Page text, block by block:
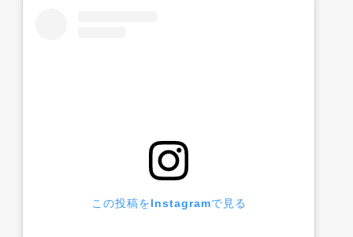
この投稿をInstagramで見る